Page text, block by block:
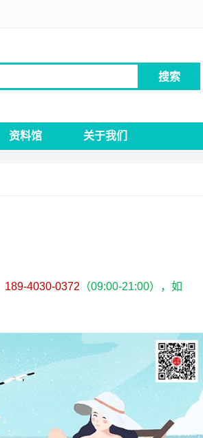
搜索
资料馆 关于我们
189-4030-0372 （09:00-21:00），如